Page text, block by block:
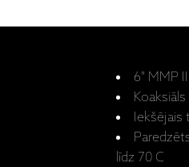
6" MMP
līdz 70 C